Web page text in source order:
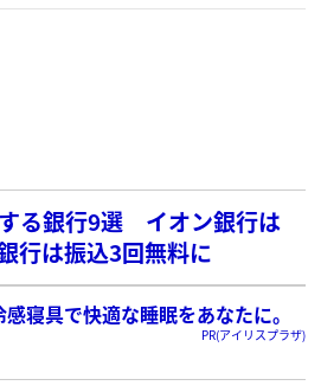
る銀行9選 イオン銀行は
行は振込3回無料に
感寝具で快適な睡眠をあなたに。
PR(アイリスプラザ)